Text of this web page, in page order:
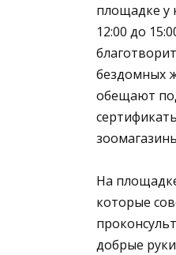
площадке у
12:00 до
бездомных
обещают
На
которые
добрые руки